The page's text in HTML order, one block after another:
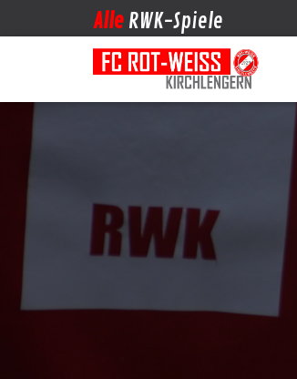
Alle RWK-Spiele